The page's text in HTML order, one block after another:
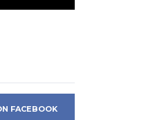
FACEBOOK